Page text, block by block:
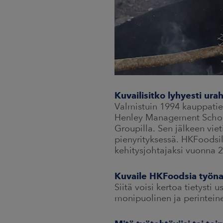
Kuvailisitko lyhyesti
Valmistuin 1994
Henley Management
Groupilla. Sen jälkeen
pienyrityksessä.
kehitysjohtajaksi vuonna
Kuvaile HKFoodsia
Siitä voisi kertoa tietysti
monipuolinen ja